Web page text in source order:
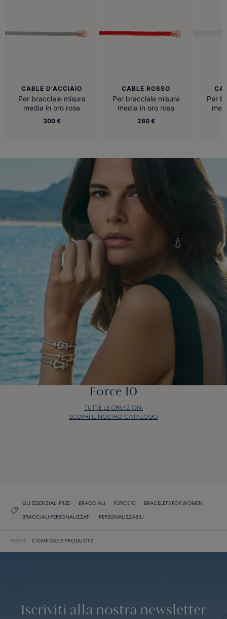
CABLE D'ACCIAIO
Per bracciale misura
media in oro rosa
300 €
CABLE ROSSO
Per bracciale misura
media in oro rosa
280 €
Per
Force 10
TUTTE LE CREAZIONI
SCOPRI IL NOSTRO CATALOGO
GLI ESSENZIALI FRED BRACCIALI FORCE 10 BRACELETS FOR WOMEN
BRACCIALI PERSONALIZZATI PERSONALIZZABILI
HOME COMPOSED PRODUCTS
Iscriviti alla nostra newsletter